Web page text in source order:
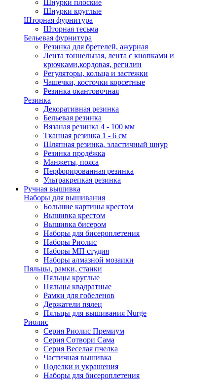
Шнурки плоские
Шнурки круглые
Шторная фурнитура
Шторная тесьма
Бельевая фурнитура
Резинка для бретелей, ажурная
Лента тоннельная, лента с кнопками и
крючками,кордовая, регилин
Регуляторы, кольца и застежки
Чашечки, косточки корсетные
Резинка окантовочная
Резинка
Декоративная резинка
Бельевая резинка
Вязаная резинка 4 - 100 мм
Тканная резинка 1 - 6 см
Шляпная резинка, эластичный шнур
Резинка продёжка
Манжеты, пояса
Перфорированная резинка
Ультракрепкая резинка
Ручная вышивка
Наборы для вышивания
Большие картины крестом
Вышивка крестом
Вышивка бисером
Наборы для бисероплетения
Наборы Риолис
Наборы МП студия
Наборы алмазной мозаики
Пяльцы, рамки, станки
Пяльцы круглые
Пяльцы квадратные
Рамки для гобеленов
Держатели пялец
Пяльцы для вышивания Nurge
Риолис
Серия Риолис Премиум
Серия Сотвори Сама
Серия Веселая пчелка
Частичная вышивка
Поделки и украшения
Наборы для бисероплетения